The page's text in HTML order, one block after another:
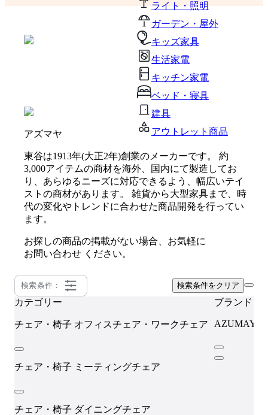
ライト・照明
ガーデン・屋外
キッズ家具
生活家電
キッチン家電
ベッド・寝具
建具
アウトレット商品
アズマヤ
東谷は1913年(大正2年)創業のメーカーです。 約
3,000アイテムの商材を海外、国内にて製造してお
り、あらゆるニーズに対応できるよう、幅広いテイ
ストの商材があります。 雑貨から大型家具まで、時
代の変化やトレンドに合わせた商品開発を行ってい
ます。
お探しの商品の掲載がない場合、お気軽に
お問い合わせ ください。
検索条件： 検索条件をクリア
カテゴリー
チェア・椅子 オフィスチェア・ワークチェア
チェア・椅子 ミーティングチェア
チェア・椅子 ダイニングチェア
ブランド
AZUMAYA